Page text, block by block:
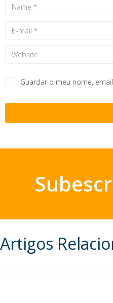
Guardar o meu nome,
Artigos